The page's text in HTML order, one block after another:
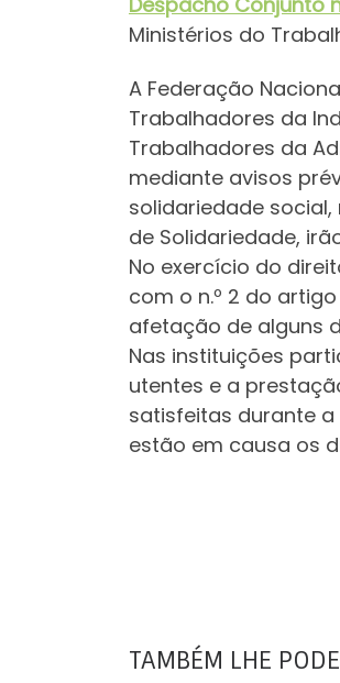
Ministérios do
A Federação
Trabalhadores da
Trabalhadores da
mediante avisos
solidariedade
de Solidariedade,
No exercício do
com o n.º 2 do
afetação de alguns
Nas instituições
utentes e a
satisfeitas durante a
estão em causa os
TAMBÉM LHE